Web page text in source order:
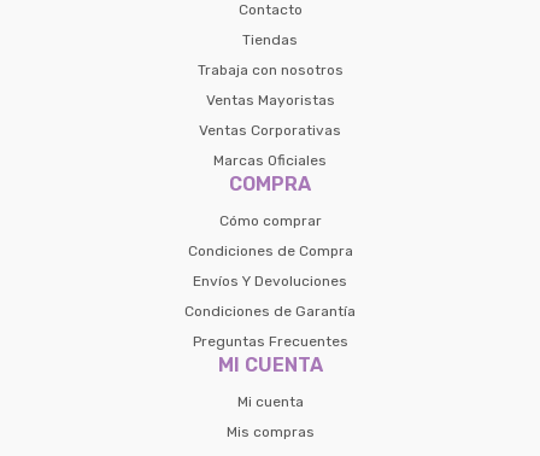
Contacto
Tiendas
Trabaja con nosotros
Ventas Mayoristas
Ventas Corporativas
Marcas Oficiales
COMPRA
Cómo comprar
Condiciones de Compra
Envíos Y Devoluciones
Condiciones de Garantía
Preguntas Frecuentes
MI CUENTA
Mi cuenta
Mis compras